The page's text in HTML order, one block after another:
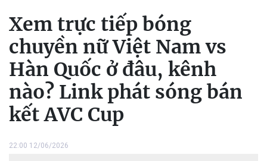
Xem trực tiếp bóng
chuyền nữ Việt Nam vs
Hàn Quốc ở đâu, kênh
nào? Link phát sóng bán
kết AVC Cup
22:00 12/06/2026